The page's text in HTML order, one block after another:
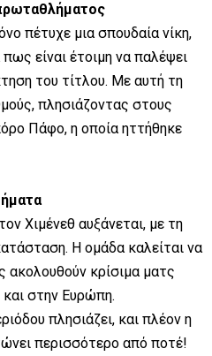
πέτυχε μια σπουδαία νίκη,
είναι έτοιμη να παλέψει
του τίτλου. Με αυτή τη
πλησιάζοντας στους
Πάφο, η οποία ηττήθηκε
Χιμένεθ αυξάνεται, με τη
Η ομάδα καλείται να
ακολουθούν κρίσιμα ματς
στην Ευρώπη.
πλησιάζει, και πλέον η
περισσότερο από ποτέ!